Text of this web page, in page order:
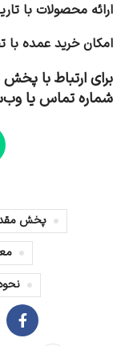
ارائه محصولات با
امکان خرید عمده با
برای ارتباط با
شماره تماس یا
پخش